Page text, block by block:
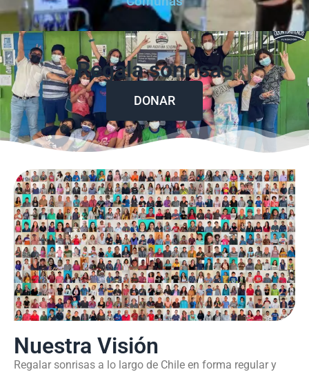
Regala sonrisas
DONAR
Nuestra Visión
Regalar sonrisas a lo largo de Chile en forma regular y